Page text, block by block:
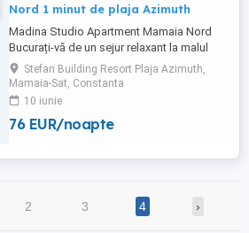
Nord 1 minut de plaja Azimuth
Madina Studio Apartment Mamaia Nord
Bucurați-vă de un sejur relaxant la malul
mării în cadrul Madina Studio Apartment,
un studio modern situat chiar pe
promenada din Mamaia Nord, în Ștefan
minut de mers pe jos de plaja Azimuth.
Stefan Building Resort Plaja Azimuth,
Mamaia-Sat, Constanta
10 iunie
76 EUR/noapte
2 3 4 ›